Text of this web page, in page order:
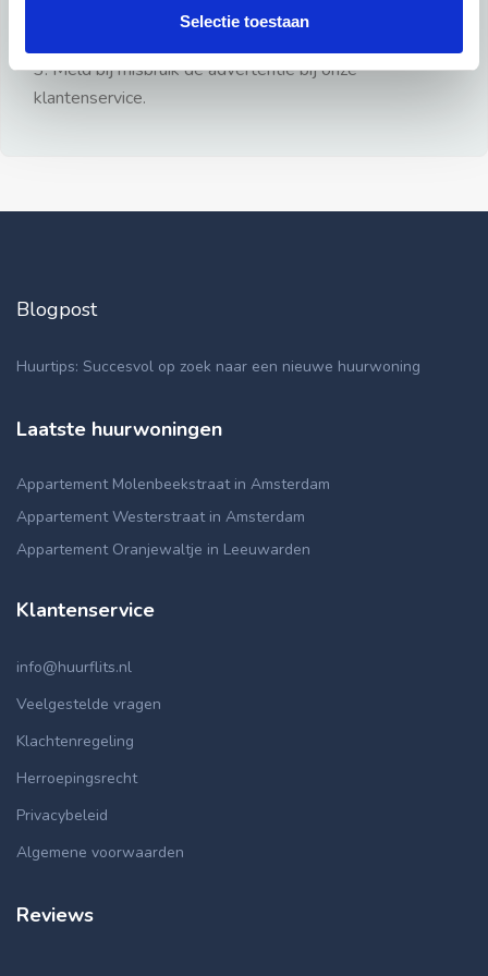
Selectie toestaan
3: Meld bij misbruik de advertentie bij onze
klantenservice.
Blogpost
Huurtips: Succesvol op zoek naar een nieuwe huurwoning
Laatste huurwoningen
Appartement Molenbeekstraat in Amsterdam
Appartement Westerstraat in Amsterdam
Appartement Oranjewaltje in Leeuwarden
Klantenservice
info@huurflits.nl
Veelgestelde vragen
Klachtenregeling
Herroepingsrecht
Privacybeleid
Algemene voorwaarden
Reviews